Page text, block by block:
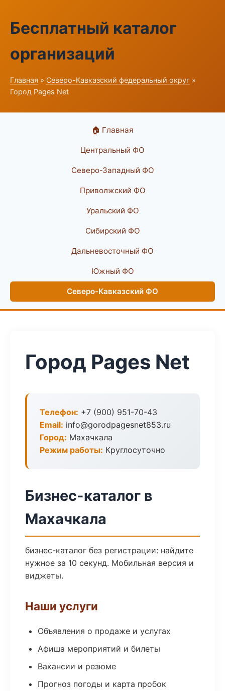
Бесплатный каталог
организаций
Главная » Северо-Кавказский федеральный округ »
Город Pages Net
🏠 Главная
Центральный ФО
Северо-Западный ФО
Приволжский ФО
Уральский ФО
Сибирский ФО
Дальневосточный ФО
Южный ФО
Северо-Кавказский ФО
Город Pages Net
Телефон: +7 (900) 951-70-43
Email: info@gorodpagesnet853.ru
Город: Махачкала
Режим работы: Круглосуточно
Бизнес-каталог в
Махачкала
бизнес-каталог без регистрации: найдите
нужное за 10 секунд. Мобильная версия и
виджеты.
Наши услуги
Объявления о продаже и услугах
Афиша мероприятий и билеты
Вакансии и резюме
Прогноз погоды и карта пробок